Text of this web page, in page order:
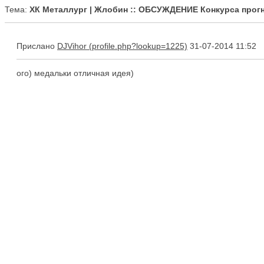
Тема: ХК Металлург | Жлобин :: ОБСУЖДЕНИЕ Конкурса
Прислано DJVihor 31-07-2014 11:52
ого) медальки отличная идея)